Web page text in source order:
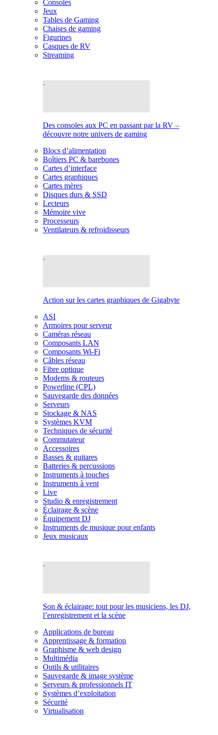
Consoles
Jeux
Tables de Gaming
Chaises de gaming
Figurines
Casques de RV
Streaming
Des consoles aux PC en passant par la RV –
découvre notre univers de gaming
Blocs d’alimentation
Boîtiers PC & barebones
Cartes d’interface
Cartes graphiques
Cartes mères
Disques durs & SSD
Lecteurs
Mémoire vive
Processeurs
Ventilateurs & refroidisseurs
Action sur les cartes graphiques de Gigabyte
ASI
Armoires pour serveur
Caméras réseau
Composants LAN
Composants Wi-Fi
Câbles réseau
Fibre optique
Modems & routeurs
Powerline (CPL)
Sauvegarde des données
Serveurs
Stockage & NAS
Systèmes KVM
Techniques de sécurité
Commutateur
Accessoires
Basses & guitares
Batteries & percussions
Instruments à touches
Instruments à vent
Live
Studio & enregistrement
Éclairage & scène
Équipement DJ
Instruments de musique pour enfants
Jeux musicaux
Son & éclairage: tout pour les musiciens, les DJ,
l’enregistrement et la scène
Applications de bureau
Apprentissage & formation
Graphisme & web design
Multimédia
Outils & utilitaires
Sauvegarde & image système
Serveurs & professionnels IT
Systèmes d’exploitation
Sécurité
Virtualisation